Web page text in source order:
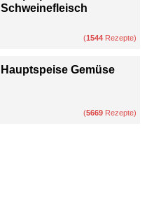
Schweinefleisch
(1544 Rezepte)
Hauptspeise Gemüse
(5669 Rezepte)